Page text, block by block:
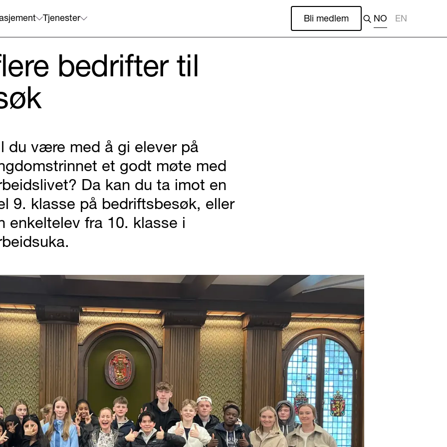
Tjenester Bli medlem NO EN
bedrifter til
du være med å gi elever på
et godt møte med
Da kan du ta imot en
9. klasse på bedriftsbesøk, eller
enkeltelev fra 10. klasse i